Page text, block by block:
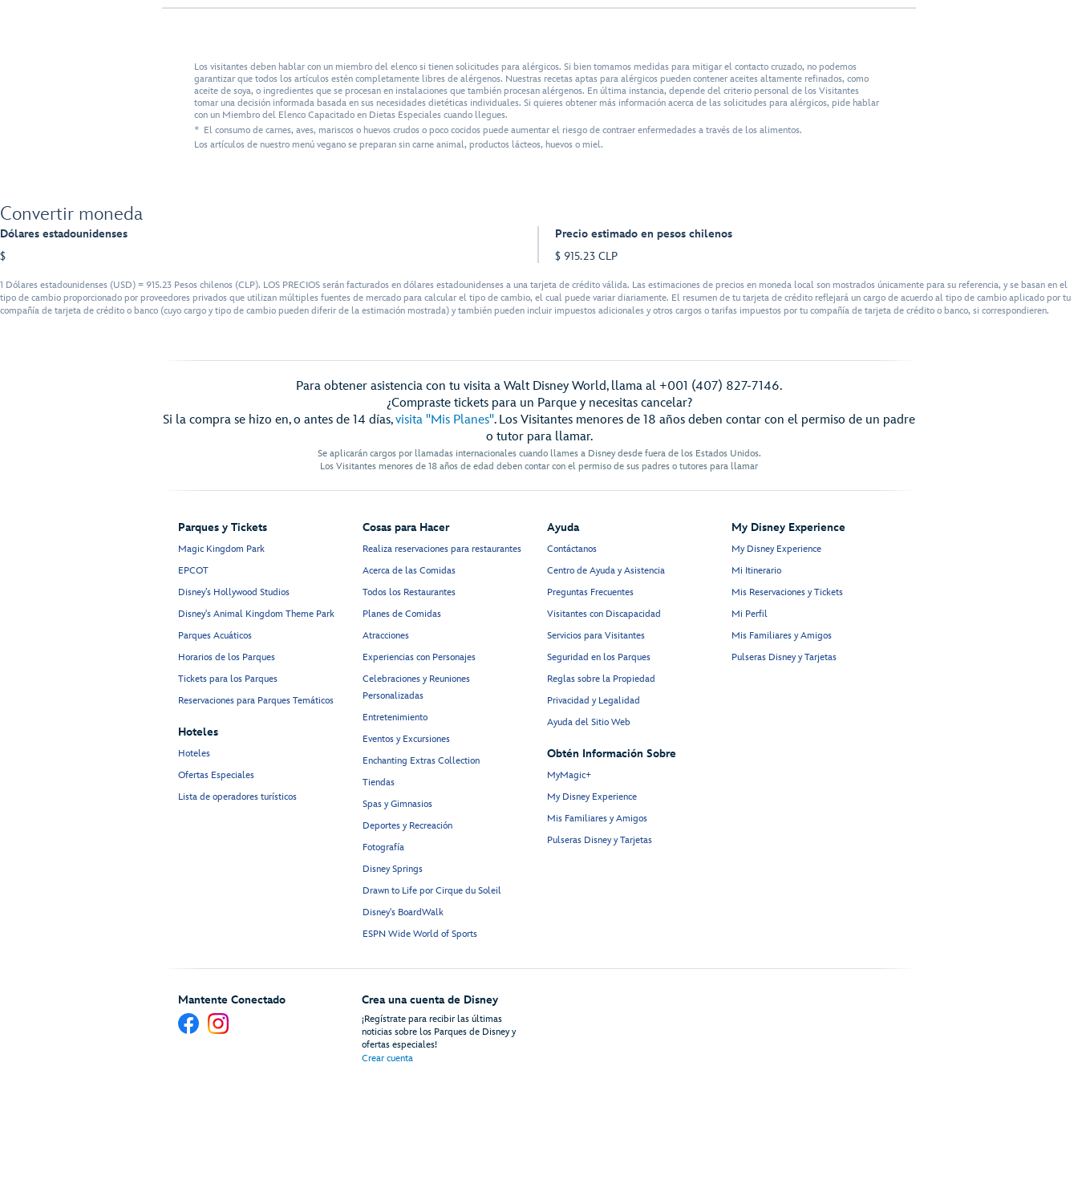
Los visitantes deben hablar con un miembro del elenco si tienen solicitudes para alérgicos. Si bien tomamos medidas para mitigar el contacto cruzado, no podemos
garantizar que todos los artículos estén completamente libres de alérgenos. Nuestras recetas aptas para alérgicos pueden contener aceites altamente refinados, como
aceite de soya, o ingredientes que se procesan en instalaciones que también procesan alérgenos. En última instancia, depende del criterio personal de los Visitantes
tomar una decisión informada basada en sus necesidades dietéticas individuales. Si quieres obtener más información acerca de las solicitudes para alérgicos, pide hablar
con un Miembro del Elenco Capacitado en Dietas Especiales cuando llegues.
* El consumo de carnes, aves, mariscos o huevos crudos o poco cocidos puede aumentar el riesgo de contraer enfermedades a través de los alimentos.
Los artículos de nuestro menú vegano se preparan sin carne animal, productos lácteos, huevos o miel.
Convertir moneda
Dólares estadounidenses
$
Precio estimado en pesos chilenos
$ 915.23 CLP
1 Dólares estadounidenses (USD) = 915.23 Pesos chilenos (CLP). LOS PRECIOS serán facturados en dólares estadounidenses a una tarjeta de crédito válida. Las estimaciones de precios en moneda local son mostrados únicamente para su referencia, y se basan en el
tipo de cambio proporcionado por proveedores privados que utilizan múltiples fuentes de mercado para calcular el tipo de cambio, el cual puede variar diariamente. El resumen de tu tarjeta de crédito reflejará un cargo de acuerdo al tipo de cambio aplicado por tu
compañía de tarjeta de crédito o banco (cuyo cargo y tipo de cambio pueden diferir de la estimación mostrada) y también pueden incluir impuestos adicionales y otros cargos o tarifas impuestos por tu compañía de tarjeta de crédito o banco, si correspondieren.
Para obtener asistencia con tu visita a Walt Disney World, llama al +001 (407) 827-7146.
¿Compraste tickets para un Parque y necesitas cancelar?
Si la compra se hizo en, o antes de 14 días,visita "Mis Planes". Los Visitantes menores de 18 años deben contar con el permiso de un padre
o tutor para llamar.
Se aplicarán cargos por llamadas internacionales cuando llames a Disney desde fuera de los Estados Unidos.
Los Visitantes menores de 18 años de edad deben contar con el permiso de sus padres o tutores para llamar
Parques y Tickets
Magic Kingdom Park
EPCOT
Disney’s Hollywood Studios
Disney's Animal Kingdom Theme Park
Parques Acuáticos
Horarios de los Parques
Tickets para los Parques
Reservaciones para Parques Temáticos
Hoteles
Hoteles
Ofertas Especiales
Lista de operadores turísticos
Cosas para Hacer
Realiza reservaciones para restaurantes
Acerca de las Comidas
Todos los Restaurantes
Planes de Comidas
Atracciones
Experiencias con Personajes
Celebraciones y Reuniones
Personalizadas
Entretenimiento
Eventos y Excursiones
Enchanting Extras Collection
Tiendas
Spas y Gimnasios
Deportes y Recreación
Fotografía
Disney Springs
Drawn to Life por Cirque du Soleil
Disney's BoardWalk
ESPN Wide World of Sports
Ayuda
Contáctanos
Centro de Ayuda y Asistencia
Preguntas Frecuentes
Visitantes con Discapacidad
Servicios para Visitantes
Seguridad en los Parques
Reglas sobre la Propiedad
Privacidad y Legalidad
Ayuda del Sitio Web
Obtén Información Sobre
MyMagic+
My Disney Experience
Mis Familiares y Amigos
Pulseras Disney y Tarjetas
My Disney Experience
My Disney Experience
Mi Itinerario
Mis Reservaciones y Tickets
Mi Perfil
Mis Familiares y Amigos
Pulseras Disney y Tarjetas
Mantente Conectado Crea una cuenta de Disney
¡Regístrate para recibir las últimas
noticias sobre los Parques de Disney y
ofertas especiales!
Crear cuenta